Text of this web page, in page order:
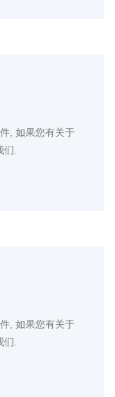
, 如果您有关于
.
, 如果您有关于
.